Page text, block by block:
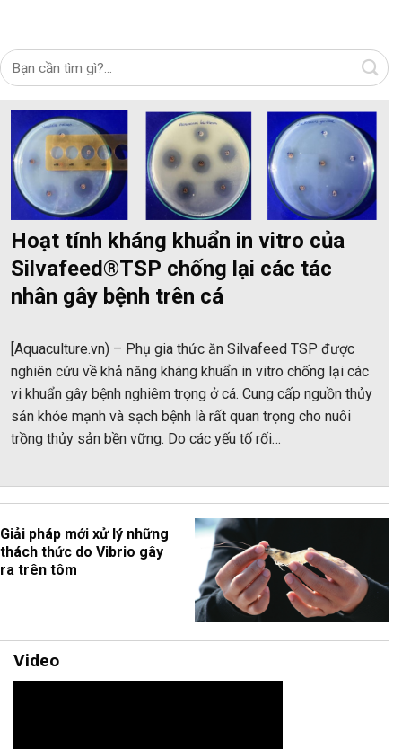
Hoạt tính kháng khuẩn in vitro của
Silvafeed®TSP chống lại các tác
nhân gây bệnh trên cá
[Aquaculture.vn) – Phụ gia thức ăn Silvafeed TSP được
nghiên cứu về khả năng kháng khuẩn in vitro chống lại các
vi khuẩn gây bệnh nghiêm trọng ở cá. Cung cấp nguồn thủy
sản khỏe mạnh và sạch bệnh là rất quan trọng cho nuôi
trồng thủy sản bền vững. Do các yếu tố rối…
Giải pháp mới xử lý những
thách thức do Vibrio gây
ra trên tôm
Video